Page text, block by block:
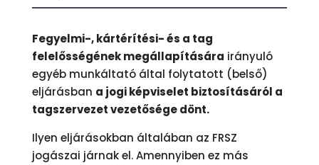
Fegyelmi-, kártérítési- és a tag
felelősségének megállapítására irányuló
egyéb munkáltató által folytatott (belső)
eljárásban a jogi képviselet biztosításáról a
tagszervezet vezetősége dönt.
Ilyen eljárásokban általában az FRSZ
jogászai járnak el. Amennyiben ez más